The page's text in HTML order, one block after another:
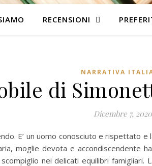
RECENSIONI
NARRATIVA
di
Dicembre 7, 2020
E’ un uomo conosciuto e rispettato
moglie devota e accondiscendente
nei delicati equilibri famigliari.